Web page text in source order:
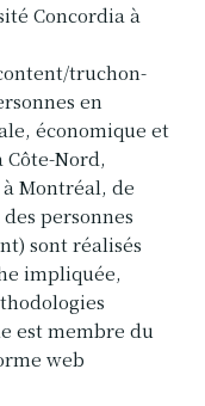
Concordia à
truchon-
en
économique et
Nord,
Montréal, de
personnes
sont réalisés
impliquée,
est membre du
web